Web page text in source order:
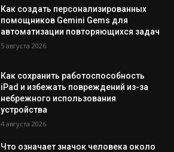
Как создать персонализированных
помощников Gemini Gems для
автоматизации повторяющихся задач
5 августа 2026
Как сохранить работоспособность
iPad и избежать повреждений из-за
небрежного использования
устройства
4 августа 2026
Что означает значок человека около